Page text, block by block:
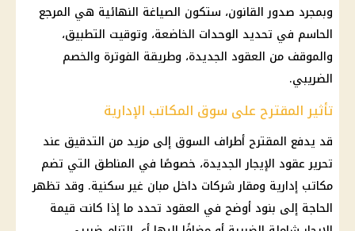
وبمجرد صدور القانون، ستكون الصياغة النهائية هي المرجع
الحاسم في تحديد الوحدات الخاضعة، وتوقيت التطبيق،
والموقف من العقود الجديدة، وطريقة الفوترة والخصم
الضريبي.
تأثير المقترح على سوق المكاتب الإدارية
قد يدفع المقترح أطراف السوق إلى مزيد من التدقيق عند
تحرير عقود الإيجار الجديدة، خصوصًا في المناطق التي تضم
مكاتب إدارية ومقار شركات داخل مبان غير سكنية. وقد تظهر
الحاجة إلى بنود أوضح في العقود تحدد ما إذا كانت قيمة